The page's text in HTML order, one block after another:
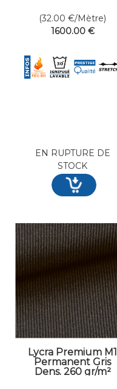
(32.00 €/Mètre)
1600.00 €
EN RUPTURE DE
STOCK
Lycra Premium M1
Permanent Gris
Dens. 260 gr/m²